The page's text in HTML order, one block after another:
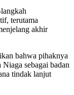
terutama
akhir
bahwa pihaknya
sebagai badan
tindak lanjut